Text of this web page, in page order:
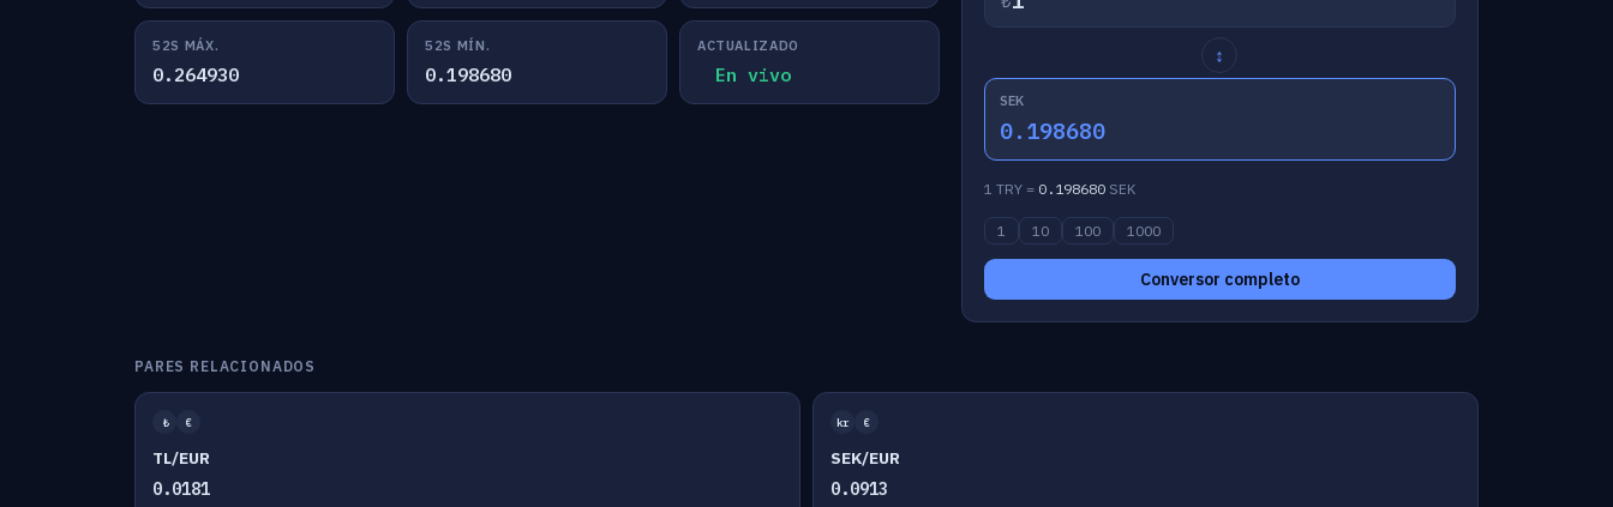
52S MÁX.
0.264930
52S MÍN.
0.198680
ACTUALIZADO
En vivo
↕
SEK
0.198680
1 TRY = 0.198680SEK
1 10 100 1000
Conversor completo
PARES RELACIONADOS
₺ €
TL/EUR
0.0181
kr €
SEK/EUR
0.0913